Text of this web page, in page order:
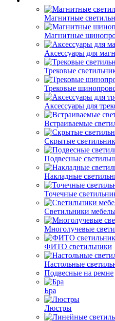
Магнитные
Магнитные
Аксессуары для
Трековые
Трековые
Аксессуары для
Встраиваемые
Скрытые
Подвесные
Накладные
Точечные
Светильники
Многолучевые
ФИТО светильники
Настольные
Подвесные на ремне
Бра
Люстры